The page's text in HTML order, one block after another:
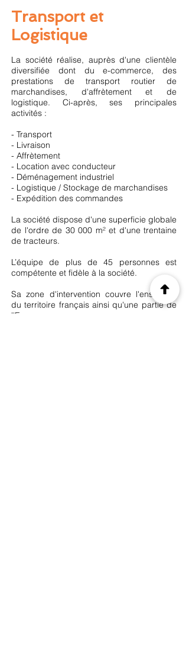
Transport et
Logistique
La société réalise, auprès d'une clientèle
diversifiée dont du e-commerce, des
prestations de transport routier de
marchandises, d'affrètement et de
logistique. Ci-après, ses principales
activités :
- Transport
- Livraison
- Affrètement
- Location avec conducteur
- Déménagement industriel
- Logistique / Stockage de marchandises
- Expédition des commandes
La société dispose d'une superficie globale
de l'ordre de 30 000 m² et d'une trentaine
de tracteurs.
L’équipe de plus de 45 personnes est
compétente et fidèle à la société.
Sa zone d'intervention couvre l'ensemble
du territoire français ainsi qu'une partie de
l'Europe.